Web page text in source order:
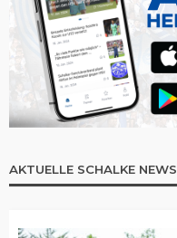
AKTUELLE SCHALKE NEWS